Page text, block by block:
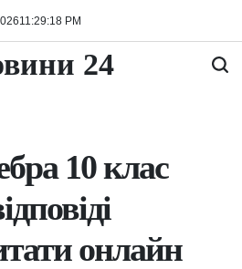
11 :29:18 PM
24
10 клас
онлайн